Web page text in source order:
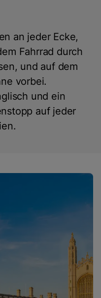
an jeder Ecke,
Fahrrad durch
und auf dem
vorbei.
und ein
auf jeder